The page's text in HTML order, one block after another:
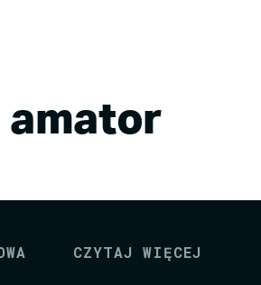
amator
CZYTAJ WIĘCEJ